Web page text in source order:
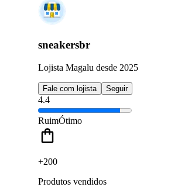
sneakersbr
Lojista Magalu desde 2025
Fale com lojista Seguir
4.4
RuimÓtimo
+200
Produtos vendidos